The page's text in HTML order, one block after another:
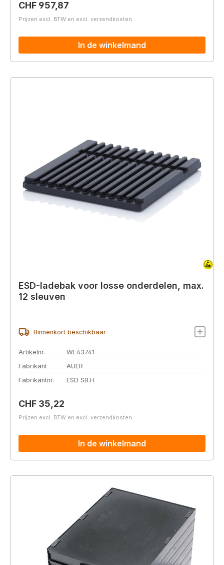
Normale prijs:
CHF 957,87
Prijzen excl. BTW en excl. verzendkosten
In de winkelmand
ESD-ladebak voor losse onderdelen, max.
12 sleuven
Binnenkort beschikbaar
Artikelnr.
WL43741
Fabrikant
AUER
Fabrikantnr.
ESD SB.H
Normale prijs:
CHF 35,22
Prijzen excl. BTW en excl. verzendkosten
In de winkelmand